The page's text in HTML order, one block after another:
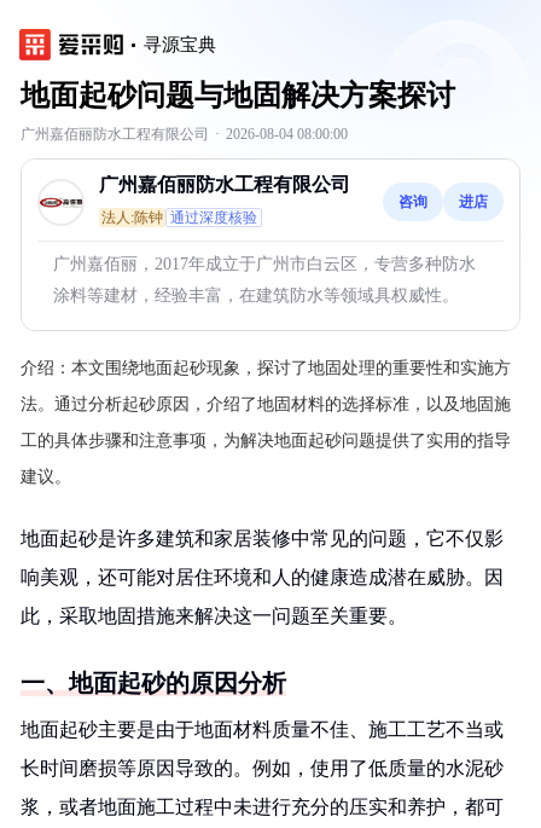
寻源宝典
地面起砂问题与地固解决方案探讨
广州嘉佰丽防水工程有限公司 · 2026-08-04 08:00:00
广州嘉佰丽防水工程有限公司
法人:陈钟 通过深度核验
咨询 进店
广州嘉佰丽，2017年成立于广州市白云区，专营多种防水
涂料等建材，经验丰富，在建筑防水等领域具权威性。
介绍： 本文围绕地面起砂现象，探讨了地固处理的重要性和实施方
法。通过分析起砂原因，介绍了地固材料的选择标准，以及地固施
工的具体步骤和注意事项，为解决地面起砂问题提供了实用的指导
建议。
地面起砂是许多建筑和家居装修中常见的问题，它不仅影
响美观，还可能对居住环境和人的健康造成潜在威胁。因
此，采取地固措施来解决这一问题至关重要。
一、地面起砂的原因分析
地面起砂主要是由于地面材料质量不佳、施工工艺不当或
长时间磨损等原因导致的。例如，使用了低质量的水泥砂
浆，或者地面施工过程中未进行充分的压实和养护，都可